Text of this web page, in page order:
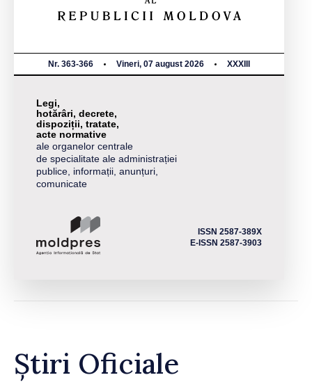
Nr. 363-366 Vineri, 07 august 2026 XXXIII
Legi,
hotărâri, decrete,
dispoziții, tratate,
acte normative
ale organelor centrale
de specialitate ale administrației
publice, informații, anunțuri,
comunicate
ISSN 2587-389X
E-ISSN 2587-3903
Știri Oficiale